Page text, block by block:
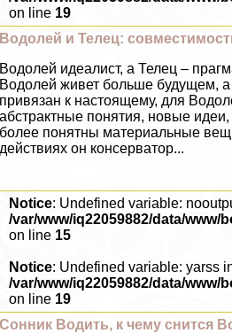
on line 19
Водолей и Телец:
Водолей идеалист, а Телец –
Водолей живет больше будущем, а
привязан к настоящему, для
абстpaктные понятия, новые идеи,
более понятны материальные
действиях он консерватор...
Notice: Undefined variable:
/var/www/iq22059882/data/
on line 15
Notice: Undefined variable: yarss
/var/www/iq22059882/data/
on line 19
Сонник Водить, к чему снится